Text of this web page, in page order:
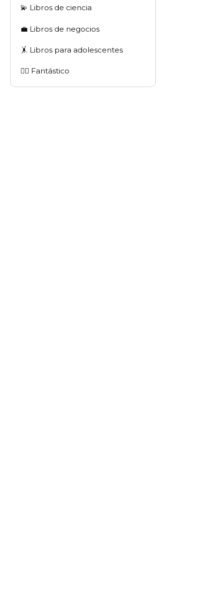
💫 Libros de ciencia
💼 Libros de negocios
🤸 Libros para adolescentes
🧙‍♂️ Fantástico